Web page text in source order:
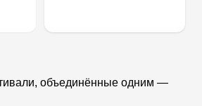
объединённые одним —